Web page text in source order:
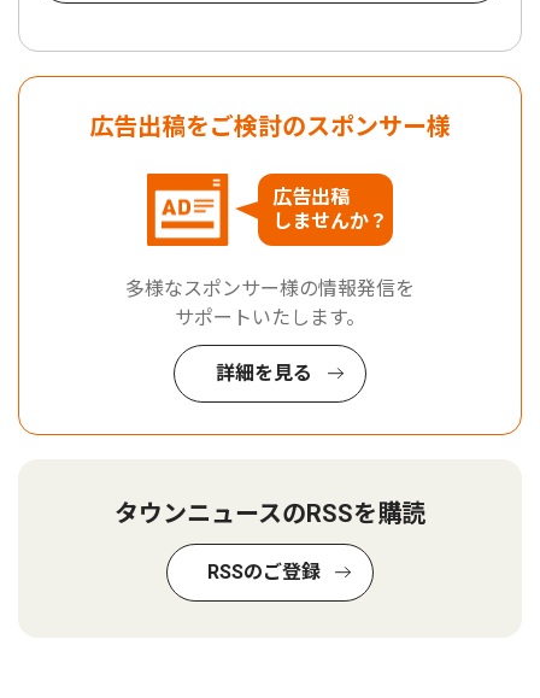
広告出稿をご検討のスポンサー様
広告出稿
しませんか？
多様なスポンサー様の情報発信を
サポートいたします。
詳細を見る
タウンニュースのRSSを購読
RSSのご登録